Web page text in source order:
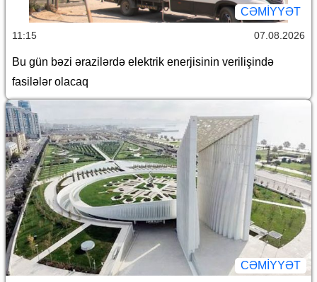
CƏMİYYƏT
11:15 07.08.2026
Bu gün bəzi ərazilərdə elektrik enerjisinin verilişində
fasilələr olacaq
CƏMİYYƏT